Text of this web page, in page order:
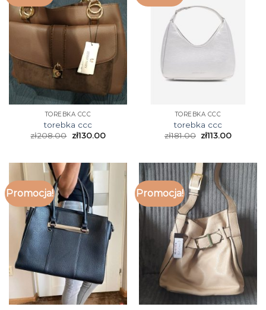
TOREBKA CCC
torebka ccc
zł208.00 zł130.00
TOREBKA CCC
torebka ccc
zł181.00 zł113.00
Promocja! Promocja!